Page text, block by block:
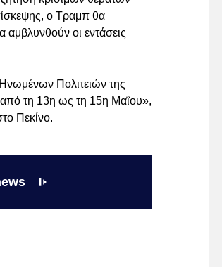
ο Τραμπ θα
αμβλυνθούν οι εντάσεις
Πολιτειών της
από τη 13η ως τη 15η Μαΐου»,
Πεκίνο.